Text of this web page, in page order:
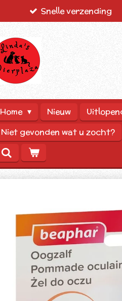
Snelle verzending
Home Nieuw
Niet gevonden wat u zocht?